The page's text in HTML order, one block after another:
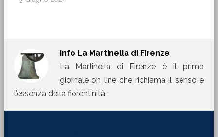
Info La Martinella di Firenze
La Martinella di Firenze è il primo
giornale on line che richiama il senso e
l’essenza della fiorentinità.